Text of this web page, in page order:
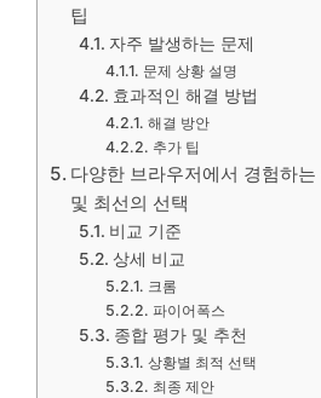
팁
자주 발생하는 문제
문제 상황 설명
효과적인 해결 방법
해결 방안
추가 팁
다양한 브라우저에서 경험하
및 최선의 선택
비교 기준
상세 비교
크롬
파이어폭스
종합 평가 및 추천
상황별 최적 선택
최종 제안